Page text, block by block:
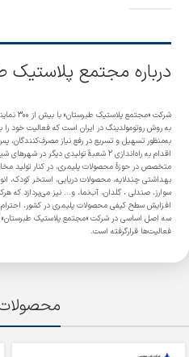
درباره مجتمع پلاستیک
شرکت
به‌منظور تسهیل و تسریع در رفع نیاز
اقدام به راه‌اندازی 2 شعبۀ تولیدی
متخصص در حوزۀ محصولات پلیمری، در کنار تولید
بهداشتی چندلایه، محصولات دریایی، استخر کودک،
سوارز، صندلی ، گلدان، آب‌نما، و... نیز می‌پردازد
افزایش سطح کیفی محصولات پلیمری در کشور، احترام
سه اصل اساسی در شرکت «مجتمع پلاستیک طبرستان»
فعالیت‌ها قرارگرفته است.